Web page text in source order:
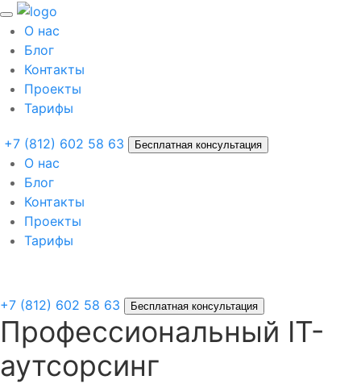
О нас
Блог
Контакты
Проекты
Тарифы
+7 (812) 602 58 63 Бесплатная консультация
О нас
Блог
Контакты
Проекты
Тарифы
+7 (812) 602 58 63 Бесплатная консультация
Профессиональный IT-
аутсорсинг